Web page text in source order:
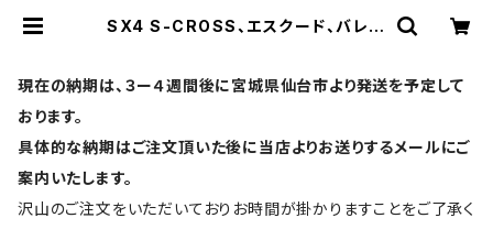
SX4 S-CROSS、エスクード、バレー
キーカバー 日本製 UNO PER UNO
新車 名入れ 国産 リモコンキー メン
PER UNO | スマートキーケース・キ
現在の納期は、３ー４週間後に宮城県仙台市より発送を予定して
おります。
具体的な納期はご注文頂いた後に当店よりお送りするメールにご
案内いたします。
沢山のご注文をいただいておりお時間が掛かりますことをご了承く